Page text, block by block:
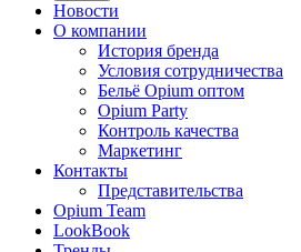
Новости
О компании
История бренда
Условия сотрудничества
Бельё Opium оптом
Opium Party
Контроль качества
Маркетинг
Контакты
Представительства
Opium Team
LookBook